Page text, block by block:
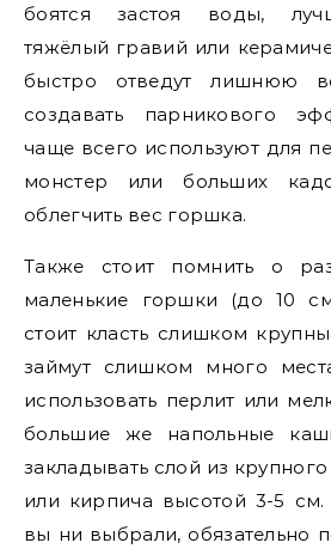
боятся застоя воды,
тяжёлый гравий или
быстро отведут лишнюю
создавать парникового
чаще всего используют для
монстер или больших
облегчить вес горшка.
Также стоит помнить о
маленькие горшки (до 10
стоит класть слишком
займут слишком много
использовать перлит или
большие же напольные
закладывать слой из
или кирпича высотой 3-5
вы ни выбрали, обязательно